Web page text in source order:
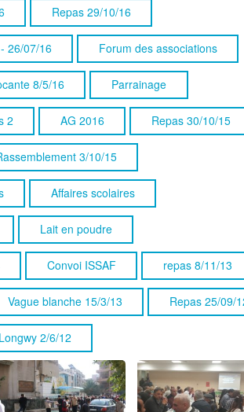
Repas 29/10/16
26/07/16 Forum des associations
8/5/16 Parrainage
2 AG 2016 Repas 30/10/15
3/10/15
Affaires scolaires
Lait en poudre
Convoi ISSAF repas 8/11/13
Vague blanche 15/3/13 Repas 25/09/
Longwy 2/6/12